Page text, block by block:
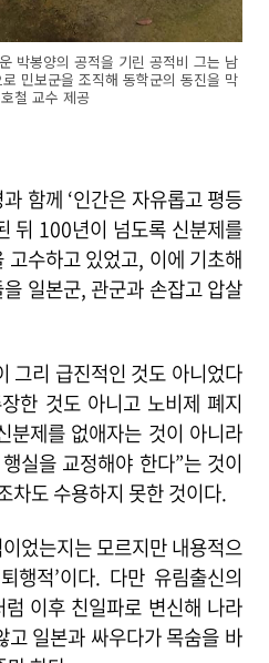
박봉양의 공적을 기린 공적비 그는 남
민보군을 조직해 동학군의 동진을 막
철 교수 제공
함께 ‘인간은 자유롭고 평등
뒤 100년이 넘도록 신분제를
수하고 있었고, 이에 기초해
일본군, 관군과 손잡고 압살
그리 급진적인 것도 아니었다
한 것도 아니고 노비제 폐지
분제를 없애자는 것이 아니라
실을 교정해야 한다”는 것이
차도 수용하지 못한 것이다.
었는지는 모르지만 내용적으
행적’이다. 다만 유림출신의
이후 친일파로 변신해 나라
고 일본과 싸우다가 목숨을 바